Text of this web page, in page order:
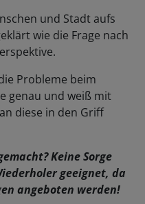
und Stadt aufs
wie die Frage nach
Probleme beim
genau und weiß mit
diese in den Griff
Keine Sorge
geeignet, da
angeboten werden!